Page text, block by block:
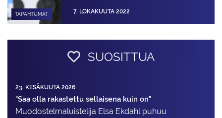
TAPAHTUMAT 7. LOKAKUUTA 2022
SUOSITTUA
23. KESÄKUUTA 2026
"Saa olla rakastettu sellaisena kuin on"
Muodostelma­luistelija Elsa Ekdahl puhuu